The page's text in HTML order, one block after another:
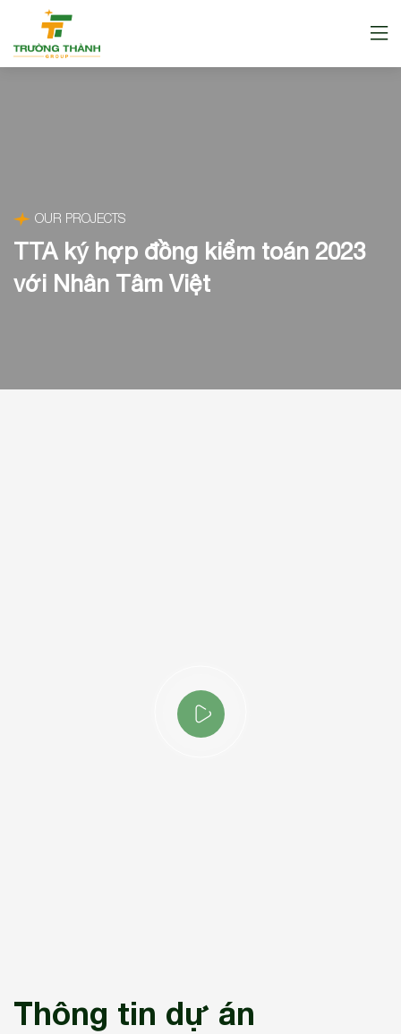
OUR PROJECTS
TTA ký hợp đồng kiểm toán 2023
với Nhân Tâm Việt
Thông tin dự án